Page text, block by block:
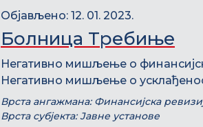
Објављено: 12. 01. 2023.
Болница Требиње
Негативно мишљење о
Негативно мишљење о
Врста ангажмана: Финансијска
Врста субјекта: Јавне установе